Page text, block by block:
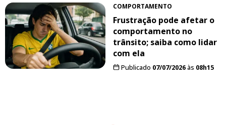
COMPORTAMENTO
Frustração pode afetar o
comportamento no
trânsito; saiba como lidar
com ela
Publicado 07/07/2026às 08h15